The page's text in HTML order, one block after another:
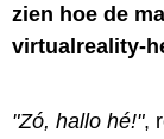
zien hoe de
virtualreality-
"Zó, hallo hé!",